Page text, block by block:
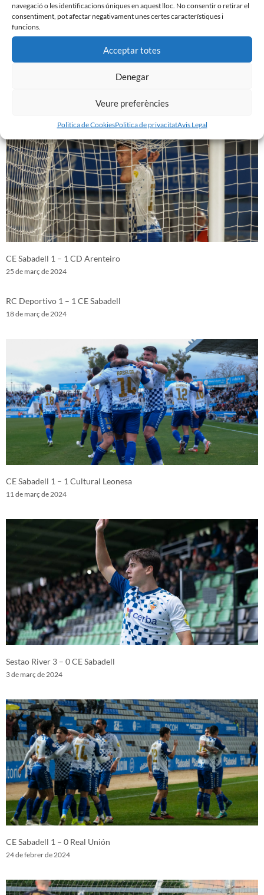
navegació o les identificacions úniques en aquest lloc. No consentir o retirar el
consentiment, pot afectar negativament unes certes característiques i
funcions.
Acceptar totes
Denegar
Veure preferències
Politica de CookiesPolitica de privacitatAvis Legal
FC Fuenlabrada 1 – 2 CE Sabadell
CE Sabadell 1 – 1 CD Arenteiro
25 de març de 2024
RC Deportivo 1 – 1 CE Sabadell
18 de març de 2024
CE Sabadell 1 – 1 Cultural Leonesa
11 de març de 2024
Sestao River 3 – 0 CE Sabadell
3 de març de 2024
CE Sabadell 1 – 0 Real Unión
24 de febrer de 2024